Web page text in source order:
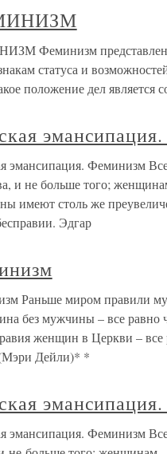
Феминизм представлен
статуса и
положение дел является
эмансипация. Феминизм
и не больше того;
имеют столь же
Эдгар
Раньше миром правили
без мужчины – все равно
женщин в Церкви – все
Дейли)* *
эмансипация. Феминизм